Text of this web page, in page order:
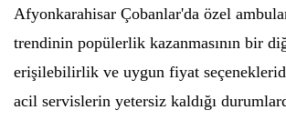
Afyonkarahisar Çobanlar'da özel
trendinin popülerlik kazanmasının bir
erişilebilirlik ve uygun fiyat
acil servislerin yetersiz kaldığı